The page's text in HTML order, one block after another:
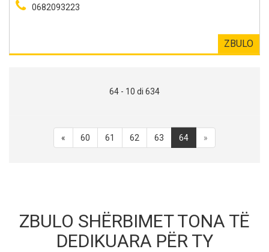
0682093223
ZBULO
64 - 10 di 634
« 60 61 62 63 64 »
ZBULO SHËRBIMET TONA TË
DEDIKUARA PËR TY